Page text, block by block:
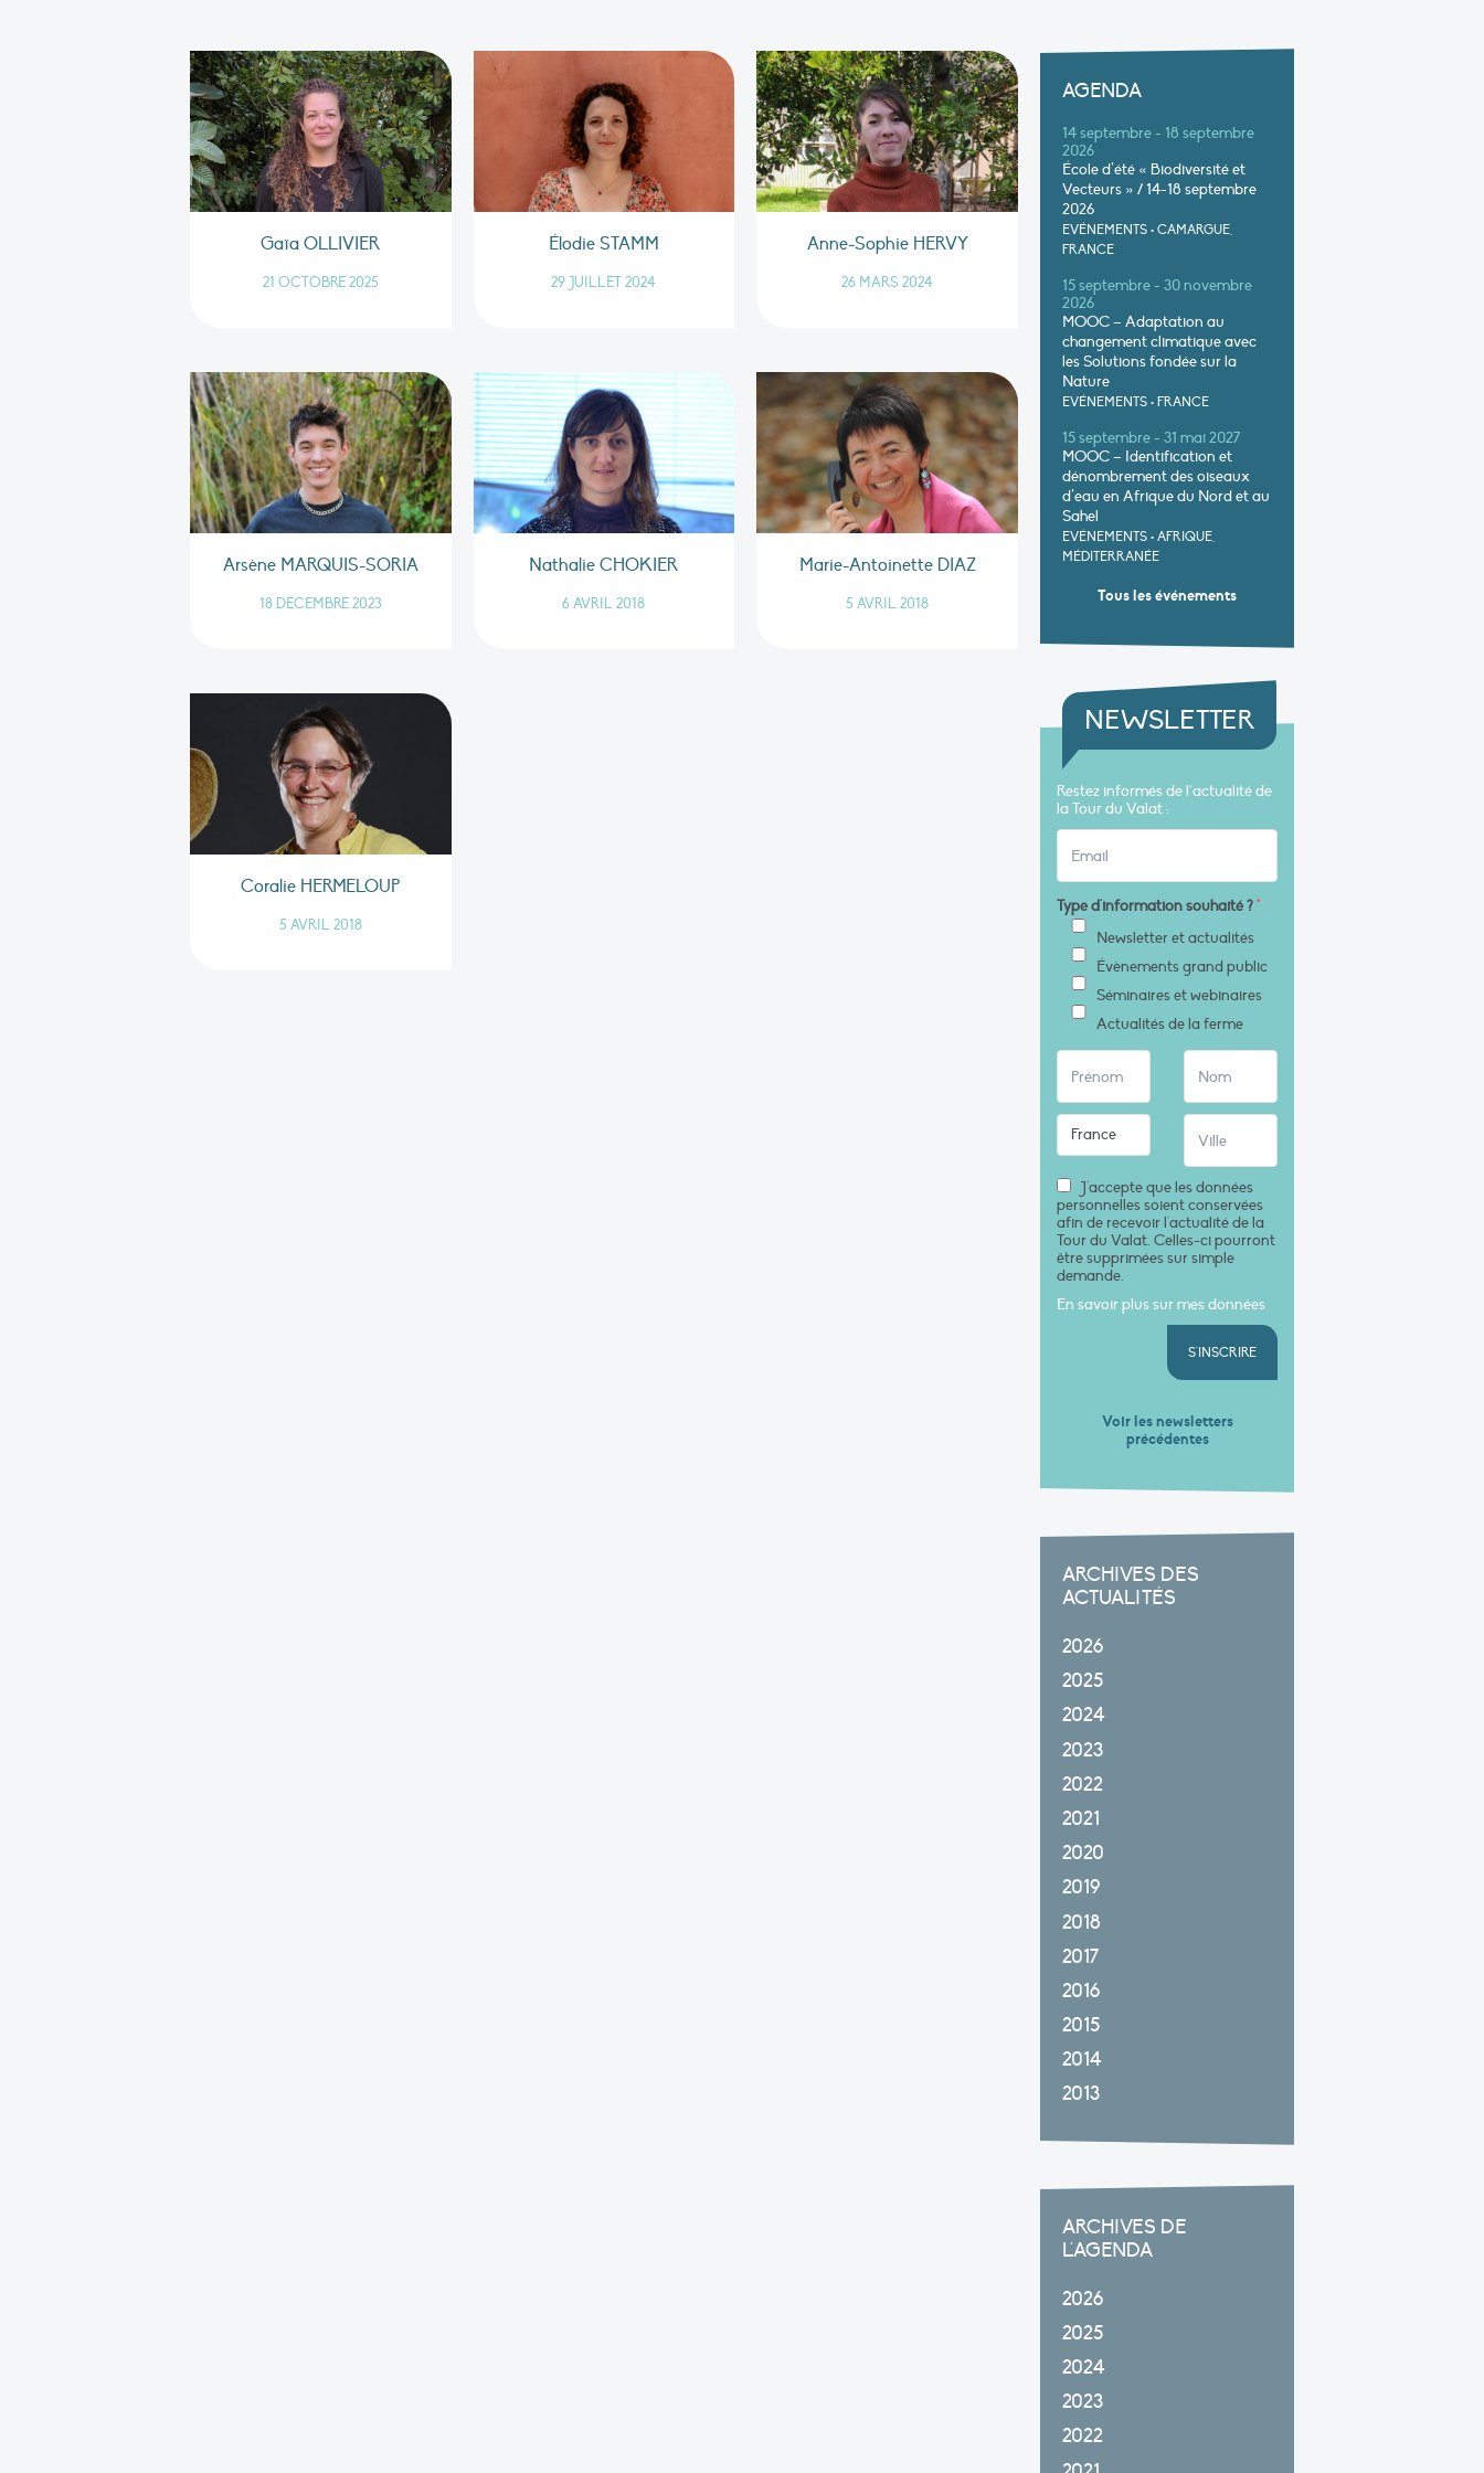
Gaïa OLLIVIER
21 OCTOBRE 2025
Élodie STAMM
29 JUILLET 2024
Anne-Sophie HERVY
26 MARS 2024
Arsène MARQUIS-SORIA
18 DÉCEMBRE 2023
Nathalie CHOKIER
6 AVRIL 2018
Marie-Antoinette DIAZ
5 AVRIL 2018
Coralie HERMELOUP
5 AVRIL 2018
AGENDA
14 septembre - 18 septembre
2026
École d’été « Biodiversité et
Vecteurs » / 14-18 septembre
2026
EVÉNEMENTS • CAMARGUE,
FRANCE
15 septembre - 30 novembre
2026
MOOC – Adaptation au
changement climatique avec
les Solutions fondée sur la
Nature
EVÉNEMENTS • FRANCE
15 septembre - 31 mai 2027
MOOC – Identification et
dénombrement des oiseaux
d’eau en Afrique du Nord et au
Sahel
EVÉNEMENTS • AFRIQUE,
MÉDITERRANÉE
Tous les événements
NEWSLETTER
Restez informés de l’actualité de
la Tour du Valat :
Type d'information souhaité ?*
Newsletter et actualités
Évènements grand public
Séminaires et webinaires
Actualités de la ferme
J'accepte que les données
personnelles soient conservées
afin de recevoir l'actualité de la
Tour du Valat. Celles-ci pourront
être supprimées sur simple
demande.
En savoir plus sur mes données
S'INSCRIRE
Voir les newsletters
précédentes
ARCHIVES DES
ACTUALITÉS
2026
2025
2024
2023
2022
2021
2020
2019
2018
2017
2016
2015
2014
2013
ARCHIVES DE
L'AGENDA
2026
2025
2024
2023
2022